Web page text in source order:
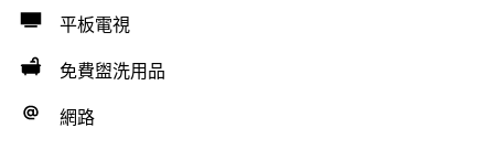
平板電視
免費盥洗用品
網路